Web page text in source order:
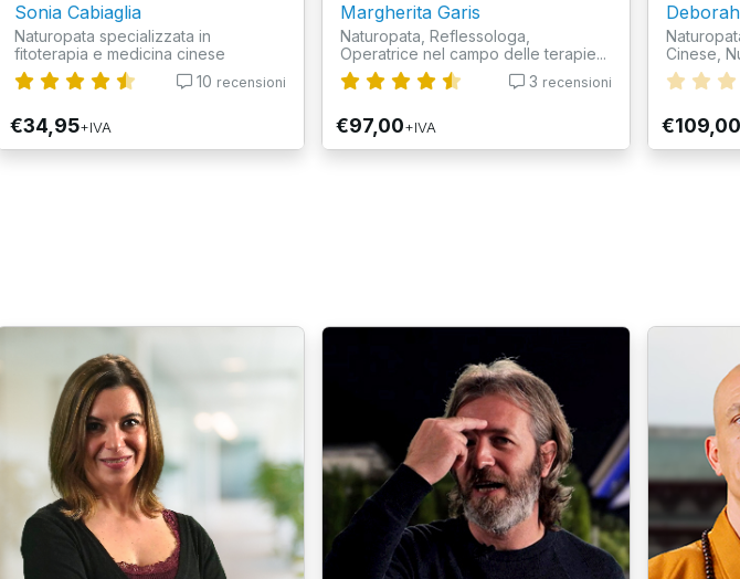
Sonia Cabiaglia
Naturopata specializzata in
fitoterapia e medicina cinese
10 recensioni
€34,95+IVA
Margherita Garis
Naturopata, Reflessologa,
Operatrice nel campo delle terapie...
3 recensioni
€97,00+IVA
Cinese,
€109,00